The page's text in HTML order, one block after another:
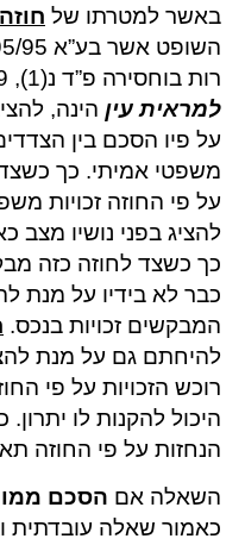
באשר למטרתו של
רות בוחסירה פ”ד נ(1), 259 , כי: “…מטרתו של
למראית עין הינה,
על פיו הסכם בין
משפטי אמיתי. כך
על פי החוזה זכויות
להציג בפני נושיו מצב
כך כשצד לחוזה כזה
כבר לא בידיו על מנת
המבקשים זכויות בנכס.
להיחתם גם על מנת
רוכש הזכויות על פי
היכול להקנות לו
הנחזות על פי החוזה
השאלה אם הסכם
כאמור שאלה עובדתית